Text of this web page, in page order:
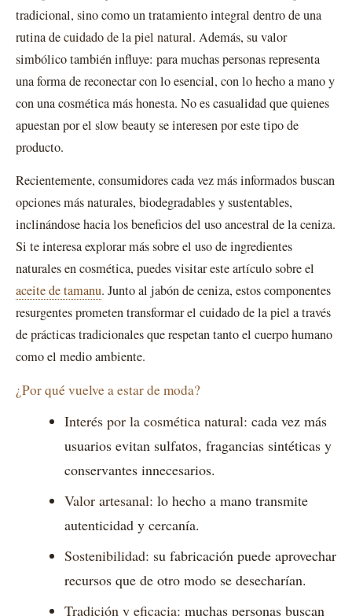
tradicional, sino como un tratamiento integral dentro de una
rutina decuidado de la piel natural. Además, su valor
simbólico también influye: para muchas personas representa
una forma de reconectar con lo esencial, con lo hecho a mano y
con una cosmética más honesta. No es casualidad que quienes
apuestan por el slow beauty se interesen por este tipo de
producto.
Recientemente, consumidores cada vez más informados buscan
opciones más naturales, biodegradables y sustentables,
inclinándose hacia los beneficios del uso ancestral de la ceniza.
Si te interesa explorar más sobre el uso de ingredientes
naturales en cosmética, puedes visitar este artículo sobre el
aceite de tamanu. Junto al jabón de ceniza, estos componentes
resurgentes prometen transformar el cuidado de la piel a través
de prácticas tradicionales que respetan tanto el cuerpo humano
como el medio ambiente.
¿Por qué vuelve a estar de moda?
Interés por la cosmética natural: cada vez más
usuarios evitan sulfatos, fragancias sintéticas y
conservantes innecesarios.
Valor artesanal: lo hecho a mano transmite
autenticidad y cercanía.
Sostenibilidad: su fabricación puede aprovechar
recursos que de otro modo se desecharían.
Tradición y eficacia: muchas personas buscan